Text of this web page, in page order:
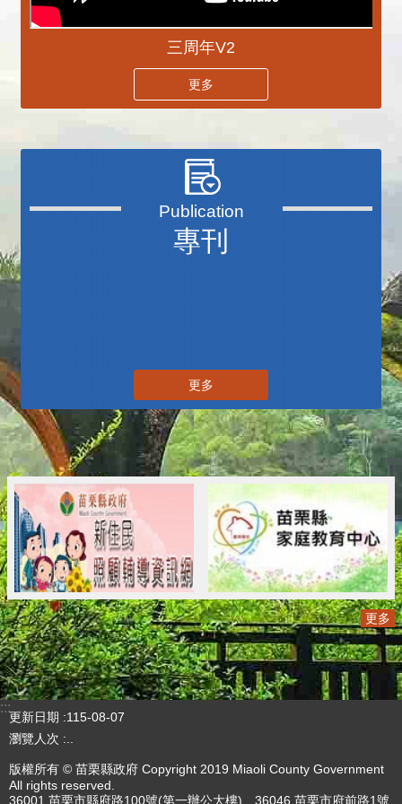
三周年V2
更多
專刊
更多
更多
:::
更新日期
115-08-07
瀏覽人次
版權所有 © 苗栗縣政府 Copyright 2019 Miaoli County Government
All rights reserved.
36001 苗栗市縣府路100號(第一辦公大樓)、36046 苗栗市府前路1號